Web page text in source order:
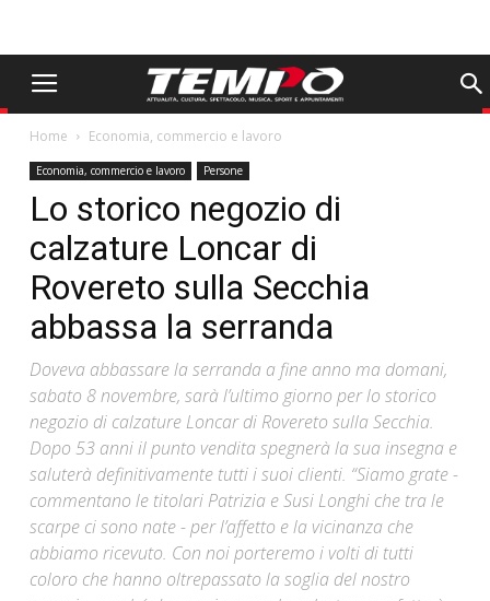
Home Economia, commercio e lavoro
Economia, commercio e lavoro Persone
Lo storico negozio di
calzature Loncar di
Rovereto sulla Secchia
abbassa la serranda
Doveva abbassare la serranda a fine anno ma domani,
sabato 8 novembre, sarà l’ultimo giorno per lo storico
negozio di calzature Loncar di Rovereto sulla Secchia.
Dopo 53 anni il punto vendita spegnerà la sua insegna e
saluterà definitivamente tutti i suoi clienti. “Siamo grate -
commentano le titolari Patrizia e Susi Longhi che tra le
scarpe ci sono nate - per l’affetto e la vicinanza che
abbiamo ricevuto. Con noi porteremo i volti di tutti
coloro che hanno oltrepassato la soglia del nostro